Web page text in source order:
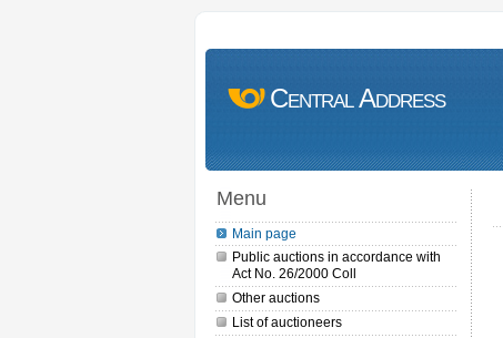
Central Address
Menu
Main page
Public auctions in accordance with
Act No. 26/2000 Coll
Other auctions
List of auctioneers